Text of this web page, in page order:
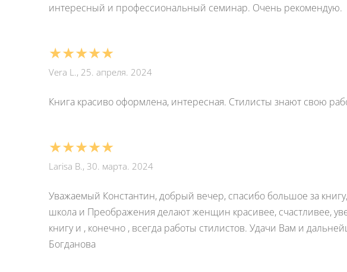
интересный и профессиональный семинар. Очень рекомендую.
★★★★★
Vera L., 25. апреля. 2024
Книга красиво оформлена, интересная. Стилисты знают свою
★★★★★
Larisa B., 30. марта. 2024
Уважаемый Константин, добрый вечер, спасибо большое за
школа и Преображения делают женщин красивее, счастливее,
книгу и , конечно , всегда работы стилистов. Удачи Вам и
Богданова